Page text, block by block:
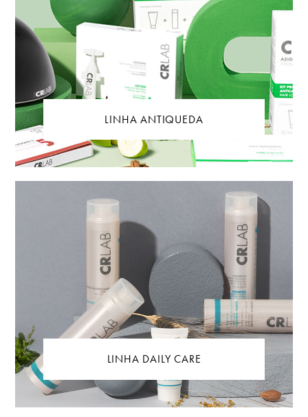
LINHA ANTIQUEDA
LINHA DAILY CARE